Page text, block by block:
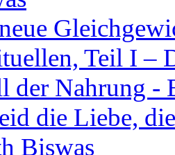
Teil I –
der Nahrung -
die Liebe,
Biswas